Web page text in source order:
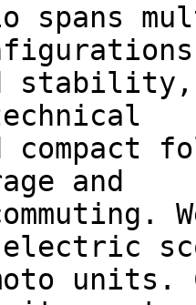
spans
stability,
compact
and
electric
units.